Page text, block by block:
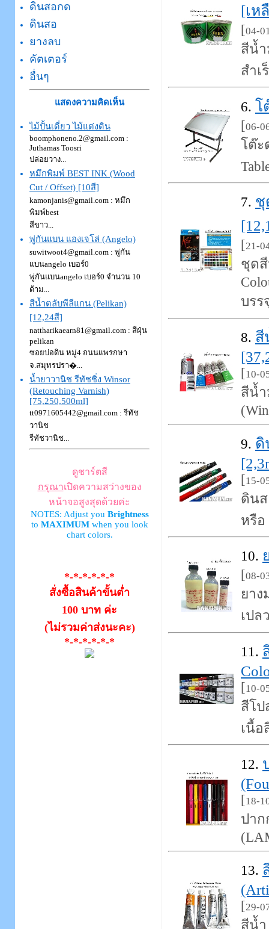
ดินสอกด
ดินสอ
ยางลบ
คัตเตอร์
อื่นๆ
แสดงความคิดเห็น
ไม้ปั้นเดี่ยว ไม้แต่งดิน
boomphoneno.2@gmail.com :
Juthamas Toosri
ปล่อยวาง...
หมึกพิมพ์ BEST INK (Wood
Cut / Offset) [10สี]
kamonjanis@gmail.com : หมึก
พิมพ์best
สีขาว...
พู่กันแบน แองเจโล่ (Angelo)
suwitwoot4@gmail.com : พู่กัน
แบนangelo เบอร์0
พู่กันแบนangelo เบอร์0 จำนวน 10
ด้าม...
สีน้ำตลับพีลีแกน (Pelikan)
[12,24สี]
nattharikaearn81@gmail.com : สีฝุ่น
pelikan
ซอยบ่อดิน หมู่4 ถนนแพรกษา
จ.สมุทรปรา�...
น้ำยาวานิช รีทัชชิ่ง Winsor
(Retouching Varnish)
[75,250,500ml]
tt0971605442@gmail.com : รีทัช
วานิช
รีทัชวานิช...
ดูชาร์ตสี
กรุณาเปิดความสว่างของ
หน้าจอสูงสุดด้วยค่ะ
NOTES: Adjust you Brightness
to MAXIMUMwhen you look
chart colors.
*-*-*-*-*-*
สั่งซื้อสินค้าขั้นต่ำ
100 บาท ค่ะ
(ไม่รวมค่าส่งนะคะ)
*-*-*-*-*-*
[เห
[04-
สีน้ำ
สำเ
6. โ
[06-
โต๊ะ
7. ชุ
[21-
ชุดสี
บรร
8. สี
[10-
สีน้
9. ดิ
[15-
ดิน
หรือ
10.
[08-
ยา
เปล
11.
[10-
สีโป
เนื้อ
12.
[18-
ปา
13.
[29-
สีน้ำ